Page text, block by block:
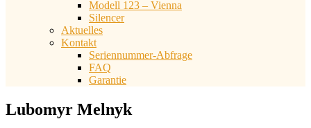
Modell 123 – Vienna
Silencer
Aktuelles
Kontakt
Seriennummer-Abfrage
FAQ
Garantie
Lubomyr Melnyk